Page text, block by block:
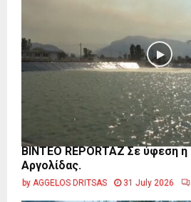
BINTEO REPORTAZ Σε ύφεση
Αργολίδας.
by AGGELOS DRITSAS 31 July 2026